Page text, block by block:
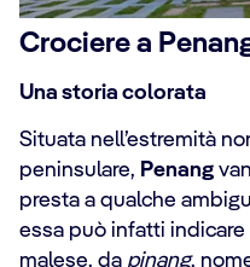
Crociere a
Una storia colorata
Situata nell’estremità
peninsulare, Penang
presta a qualche
essa può infatti indicare
malese, da pinang,